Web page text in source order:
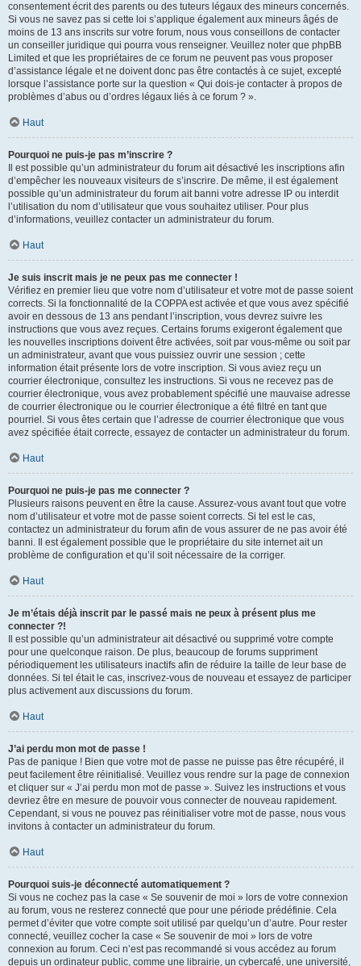
consentement écrit des parents ou des tuteurs légaux des mineurs concernés.
Si vous ne savez pas si cette loi s’applique également aux mineurs âgés de
moins de 13 ans inscrits sur votre forum, nous vous conseillons de contacter
un conseiller juridique qui pourra vous renseigner. Veuillez noter que phpBB
Limited et que les propriétaires de ce forum ne peuvent pas vous proposer
d’assistance légale et ne doivent donc pas être contactés à ce sujet, excepté
lorsque l’assistance porte sur la question « Qui dois-je contacter à propos de
problèmes d’abus ou d’ordres légaux liés à ce forum ? ».
Haut
Pourquoi ne puis-je pas m’inscrire ?
Il est possible qu’un administrateur du forum ait désactivé les inscriptions afin
d’empêcher les nouveaux visiteurs de s’inscrire. De même, il est également
possible qu’un administrateur du forum ait banni votre adresse IP ou interdit
l’utilisation du nom d’utilisateur que vous souhaitez utiliser. Pour plus
d’informations, veuillez contacter un administrateur du forum.
Haut
Je suis inscrit mais je ne peux pas me connecter !
Vérifiez en premier lieu que votre nom d’utilisateur et votre mot de passe soient
corrects. Si la fonctionnalité de la COPPA est activée et que vous avez spécifié
avoir en dessous de 13 ans pendant l’inscription, vous devrez suivre les
instructions que vous avez reçues. Certains forums exigeront également que
les nouvelles inscriptions doivent être activées, soit par vous-même ou soit par
un administrateur, avant que vous puissiez ouvrir une session ; cette
information était présente lors de votre inscription. Si vous aviez reçu un
courrier électronique, consultez les instructions. Si vous ne recevez pas de
courrier électronique, vous avez probablement spécifié une mauvaise adresse
de courrier électronique ou le courrier électronique a été filtré en tant que
pourriel. Si vous êtes certain que l’adresse de courrier électronique que vous
avez spécifiée était correcte, essayez de contacter un administrateur du forum.
Haut
Pourquoi ne puis-je pas me connecter ?
Plusieurs raisons peuvent en être la cause. Assurez-vous avant tout que votre
nom d’utilisateur et votre mot de passe soient corrects. Si tel est le cas,
contactez un administrateur du forum afin de vous assurer de ne pas avoir été
banni. Il est également possible que le propriétaire du site internet ait un
problème de configuration et qu’il soit nécessaire de la corriger.
Haut
Je m’étais déjà inscrit par le passé mais ne peux à présent plus me
connecter ?!
Il est possible qu’un administrateur ait désactivé ou supprimé votre compte
pour une quelconque raison. De plus, beaucoup de forums suppriment
périodiquement les utilisateurs inactifs afin de réduire la taille de leur base de
données. Si tel était le cas, inscrivez-vous de nouveau et essayez de participer
plus activement aux discussions du forum.
Haut
J’ai perdu mon mot de passe !
Pas de panique ! Bien que votre mot de passe ne puisse pas être récupéré, il
peut facilement être réinitialisé. Veuillez vous rendre sur la page de connexion
et cliquer sur « J’ai perdu mon mot de passe ». Suivez les instructions et vous
devriez être en mesure de pouvoir vous connecter de nouveau rapidement.
Cependant, si vous ne pouvez pas réinitialiser votre mot de passe, nous vous
invitons à contacter un administrateur du forum.
Haut
Pourquoi suis-je déconnecté automatiquement ?
Si vous ne cochez pas la case « Se souvenir de moi » lors de votre connexion
au forum, vous ne resterez connecté que pour une période prédéfinie. Cela
permet d’éviter que votre compte soit utilisé par quelqu’un d’autre. Pour rester
connecté, veuillez cocher la case « Se souvenir de moi » lors de votre
connexion au forum. Ceci n’est pas recommandé si vous accédez au forum
depuis un ordinateur public, comme une librairie, un cybercafé, une université,